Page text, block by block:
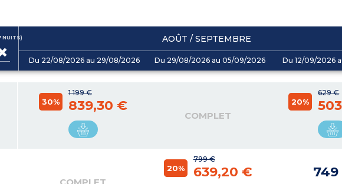
NUITS) AOÛT / SEPTEMBRE
Du 22/08/2026 au 29/08/2026 Du 29/08/2026 au 05/09/2026 Du 12/09/2026
1 199 €
30% 839,30 €
COMPLET
629 €
20%
799 €
20% 639,20 €